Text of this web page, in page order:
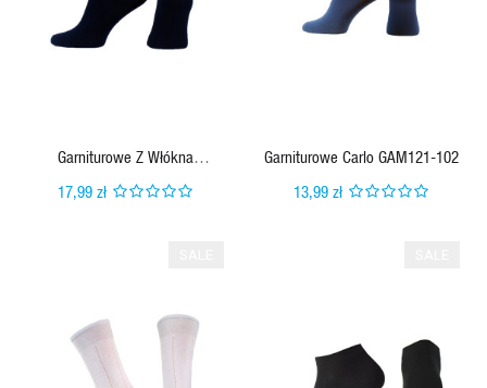
Garniturowe Z Włókna
Bambusowego
17,99 zł
Garniturowe Carlo GAM121-102
13,99 zł
QUICK VIEW QUICK VIEW